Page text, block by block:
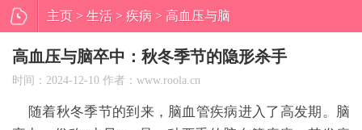
主页> 生活> 疾病 > 高血压与脑
卒中：秋冬季节的隐形杀手
高血压与脑卒中：秋冬季节的隐形杀手
时间：2024-12-10 作者：www.roola.cn
随着秋冬季节的到来，脑血管疾病进入了高发期。脑